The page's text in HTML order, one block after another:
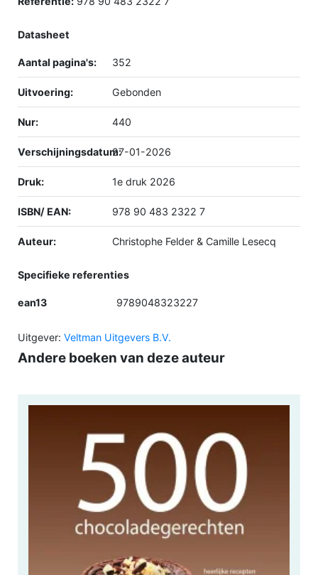
Datasheet
Aantal pagina's: 352
Uitvoering: Gebonden
Nur: 440
Verschijningsdatum:27-01-2026
Druk: 1e druk 2026
ISBN/ EAN: 978 90 483 2322 7
Auteur: Christophe Felder & Camille Lesecq
Specifieke referenties
ean13 9789048323227
Uitgever: Veltman Uitgevers B.V.
Andere boeken van deze auteur